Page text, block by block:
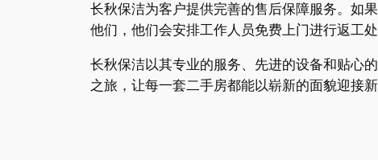
长秋保洁为客户提供完善的售后保障服务。如
他们，他们会安排工作人员免费上门进行返工
长秋保洁以其专业的服务、先进的设备和贴心
之旅，让每一套二手房都能以崭新的面貌迎接新